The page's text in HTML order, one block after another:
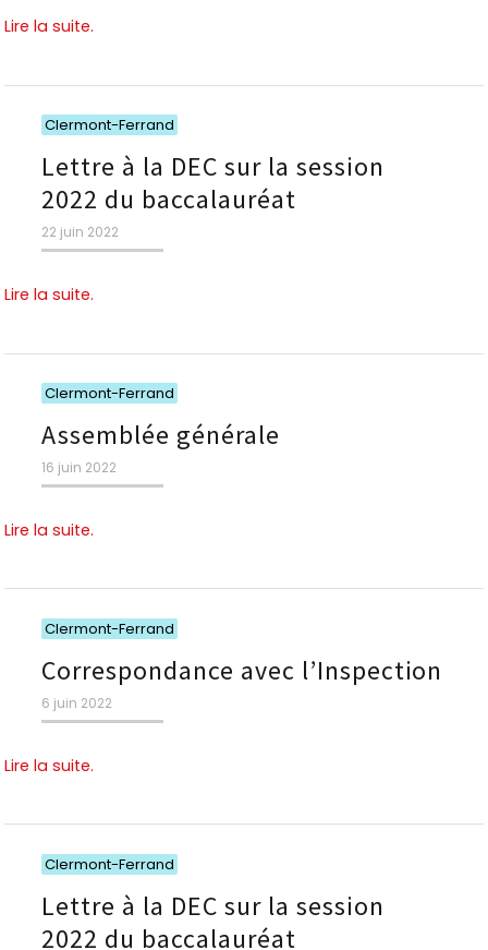
Lire la suite.
Clermont-Ferrand
Lettre à la DEC sur la session
2022 du baccalauréat
Publié
le
22 juin 2022
Lire la suite.
Clermont-Ferrand
Assemblée générale
Publié
le
16 juin 2022
Lire la suite.
Clermont-Ferrand
Correspondance avec l’Inspection
Publié
le
6 juin 2022
Lire la suite.
Clermont-Ferrand
Lettre à la DEC sur la session
2022 du baccalauréat